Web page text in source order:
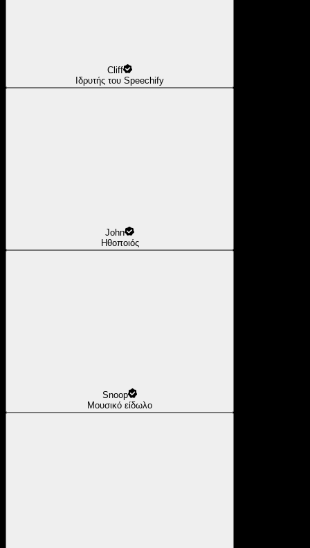
Cliff
Ιδρυτής του Speechify
John
Ηθοποιός
Snoop
Μουσικό είδωλο